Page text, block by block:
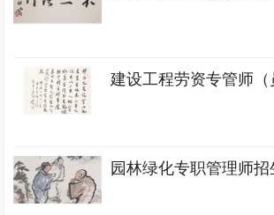
建设工程劳资专管师
园林绿化专职管理师